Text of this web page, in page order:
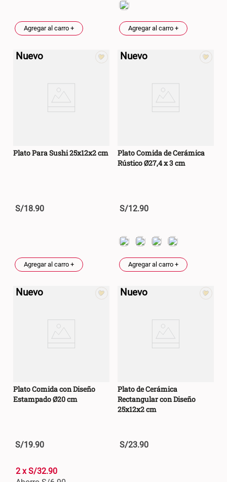
Agregar al carro + Agregar al carro +
Nuevo
Plato Para Sushi 25x12x2 cm
S/18.90
Agregar al carro +
Nuevo
Plato Comida de Cerámica
Rústico Ø27,4 x 3 cm
S/12.90
Agregar al carro +
Nuevo
Plato Comida con Diseño
Estampado Ø20 cm
S/19.90
2 x S/32.90
Nuevo
Plato de Cerámica
Rectangular con Diseño
25x12x2 cm
S/23.90